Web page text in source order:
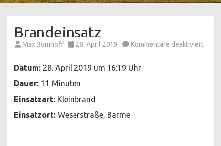
Brandeinsatz
Max Bomhoff 28. April 2019 Kommentare deaktiviertfür
Datum: 28. April 2019 um 16:19 Uhr
Dauer: 11 Minuten
Einsatzart: Kleinbrand
Einsatzort: Weserstraße, Barme